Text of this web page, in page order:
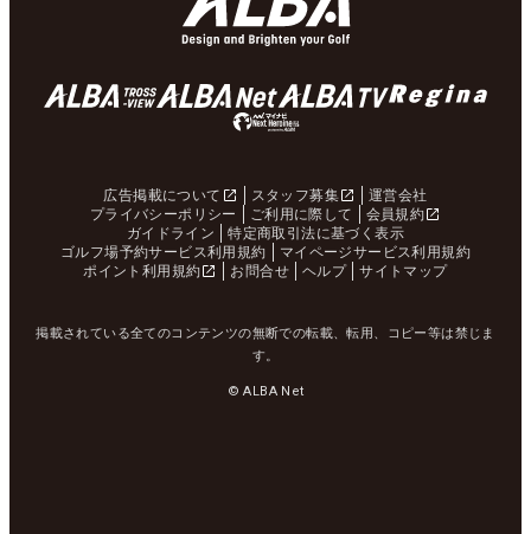
広告掲載について スタッフ募集
運営会社
プライバシーポリシー
ご利用に際して
会員規約
ガイドライン
特定商取引法に基づく表示
ゴルフ場予約サービス利用規約
マイページサービス利用規約
ポイント利用規約
お問合せ ヘルプ サイトマップ
掲載されている全てのコンテンツの無断での転載、転用、コピー等は禁じま
す。
© ALBA Net